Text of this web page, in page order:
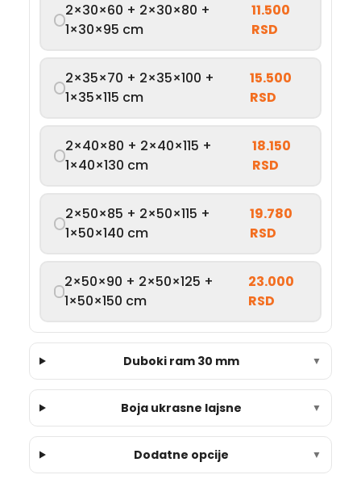
2×30×60 + 2×30×80 +
1×30×95 cm
11.500
RSD
2×35×70 + 2×35×100 +
1×35×115 cm
15.500
RSD
2×40×80 + 2×40×115 +
1×40×130 cm
18.150
RSD
2×50×85 + 2×50×115 +
1×50×140 cm
19.780
RSD
2×50×90 + 2×50×125 +
1×50×150 cm
23.000
RSD
Duboki ram 30 mm ▼
Boja ukrasne lajsne ▼
Dodatne opcije ▼